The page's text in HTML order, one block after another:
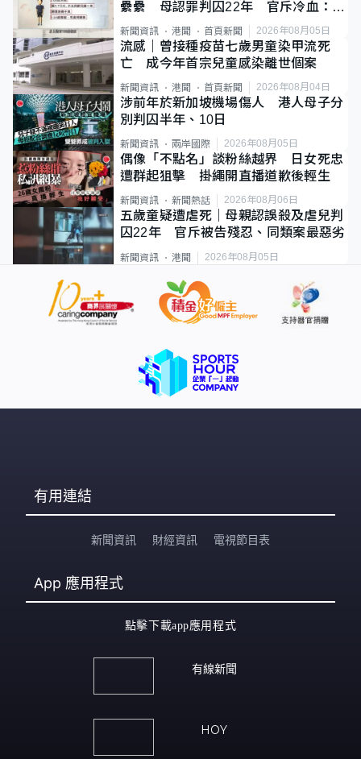
纍纍 母認罪判囚22年 官斥冷血：同
類案最惡劣
新聞資訊 港聞 首頁新聞 2026年08月05日
流感｜曾接種疫苗七歲男童染甲流死
亡 成今年首宗兒童感染離世個案
新聞資訊 港聞 首頁新聞 2026年08月04日
涉前年於新加坡機場傷人 港人母子分
別判囚半年、10日
新聞資訊 兩岸國際 2026年08月05日
偶像「不點名」談粉絲越界 日女死忠
遭群起狙擊 掛繩開直播道歉後輕生
新聞資訊 新聞熱話 2026年08月06日
五歲童疑遭虐死｜母親認誤殺及虐兒判
囚22年 官斥被告殘忍、同類案最惡劣
新聞資訊 港聞 2026年08月05日
有用連結
新聞資訊 財經資訊 電視節目表
App 應用程式
點擊下載app應用程式
有線新聞
HOY